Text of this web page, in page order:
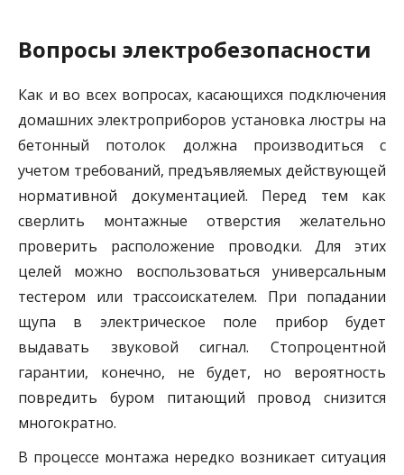
Вопросы электробезопасности
Как и во всех вопросах, касающихся подключения
домашних электроприборов установка люстры на
бетонный потолок должна производиться с
учетом требований, предъявляемых действующей
нормативной документацией. Перед тем как
сверлить монтажные отверстия желательно
проверить расположение проводки. Для этих
целей можно воспользоваться универсальным
тестером или трассоискателем. При попадании
щупа в электрическое поле прибор будет
выдавать звуковой сигнал. Стопроцентной
гарантии, конечно, не будет, но вероятность
повредить буром питающий провод снизится
многократно.
В процессе монтажа нередко возникает ситуация